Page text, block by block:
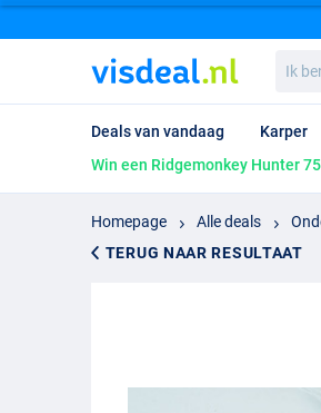
ben
op
naar...
Deals van vandaag Karper
Win een Ridgemonkey Hunter
Homepage Alle deals
TERUG NAAR RESULTAAT